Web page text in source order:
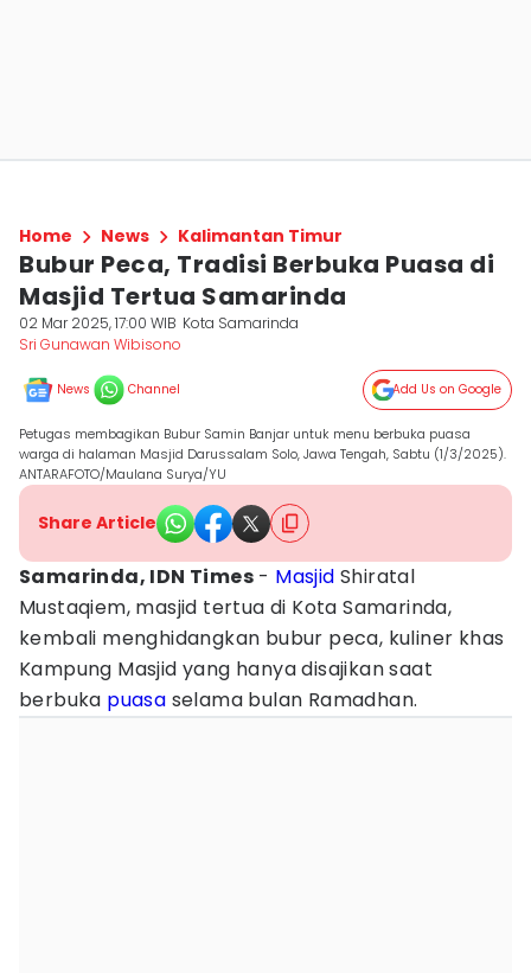
Home News Kalimantan Timur
Bubur Peca, Tradisi Berbuka Puasa di
Masjid Tertua Samarinda
02 Mar 2025, 17:00 WIB Kota Samarinda
Sri Gunawan Wibisono
News Channel Add Us on Google
Petugas membagikan Bubur Samin Banjar untuk menu berbuka puasa
warga di halaman Masjid Darussalam Solo, Jawa Tengah, Sabtu (1/3/2025).
ANTARAFOTO/Maulana Surya/YU
Share Article
Samarinda, IDN Times - Masjid Shiratal
Mustaqiem, masjid tertua di Kota Samarinda,
kembali menghidangkan bubur peca, kuliner khas
Kampung Masjid yang hanya disajikan saat
berbuka puasa selama bulan Ramadhan.